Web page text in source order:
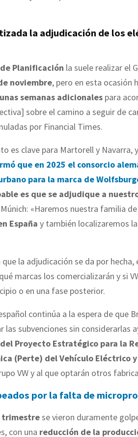
la adjudicación de los
Planificación la suele realizar el
noviembre, pero en esta ocasión
semanas adicionales para
sobre el camino a seguir de
por Financial Times.
es clave para Martorell y Navarra,
que en 2025 el consorcio
para la marca de
es que se adjudique a
«Haremos nuestra familia
España y también localizaremos
la adjudicación se da por hecha,
marcas los comercializarán y si
o en una fase posterior.
continúa a la espera de que
las subvenciones sin considerarlas
Proyecto Estratégico para la
(Perte) del Vehículo Eléctrico
VW y al que optarán otros
por la falta de
trimestrese vieron duramente
con una reducción de la